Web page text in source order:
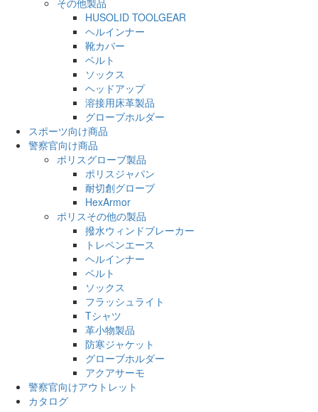
HUSOLID TOOLGEAR
ヘルインナー
靴カバー
ベルト
ソックス
ヘッドアップ
溶接用床革製品
グローブホルダー
スポーツ向け商品
警察官向け商品
ポリスグローブ製品
ポリスジャパン
耐切創グローブ
HexArmor
ポリスその他の製品
撥水ウィンドブレーカー
トレペンエース
ヘルインナー
ベルト
ソックス
フラッシュライト
Tシャツ
革小物製品
防寒ジャケット
グローブホルダー
アクアサーモ
警察官向けアウトレット
カタログ